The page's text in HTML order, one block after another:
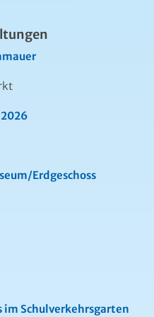
Erdgeschoss
Schulverkehrsgarten